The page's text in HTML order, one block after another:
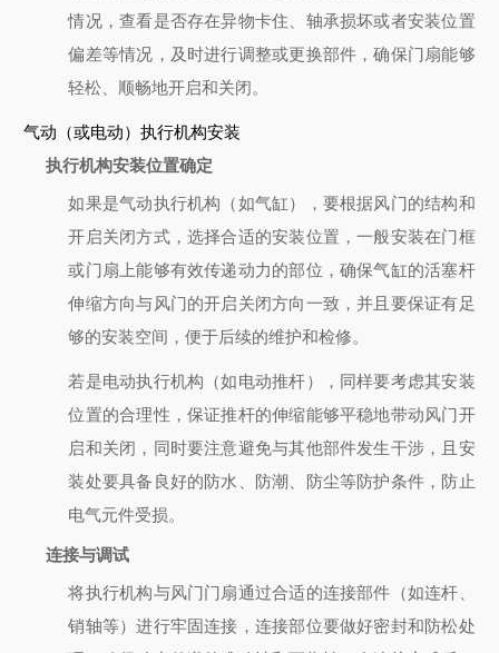
情况，查看是否存在异物卡住、轴承损坏或者安装位置
偏差等情况，及时进行调整或更换部件，确保门扇能够
轻松、顺畅地开启和关闭。
气动（或电动）执行机构安装
执行机构安装位置确定
如果是气动执行机构（如气缸），要根据风门的结构和
开启关闭方式，选择合适的安装位置，一般安装在门框
或门扇上能够有效传递动力的部位，确保气缸的活塞杆
伸缩方向与风门的开启关闭方向一致，并且要保证有足
够的安装空间，便于后续的维护和检修。
若是电动执行机构（如电动推杆），同样要考虑其安装
位置的合理性，保证推杆的伸缩能够平稳地带动风门开
启和关闭，同时要注意避免与其他部件发生干涉，且安
装处要具备良好的防水、防潮、防尘等防护条件，防止
电气元件受损。
连接与调试
将执行机构与风门门扇通过合适的连接部件（如连杆、
销轴等）进行牢固连接，连接部位要做好密封和防松处